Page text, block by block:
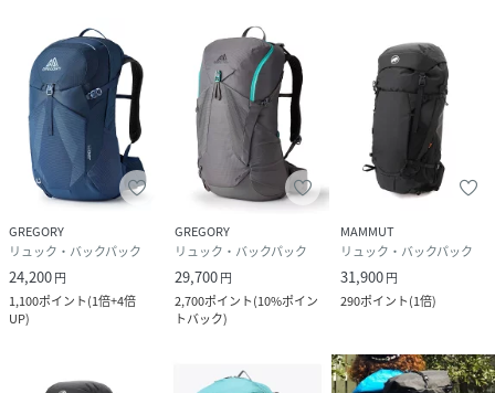
GREGORY
リュック・バックパック
24,200円
1,100ポイント(1倍+4倍
UP)
GREGORY
リュック・バックパック
29,700円
2,700ポイント(10%ポイン
トバック)
MAMMUT
リュック・バックパック
31,900円
290ポイント(1倍)